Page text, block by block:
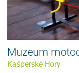
Muzeum
Kašperské Hory